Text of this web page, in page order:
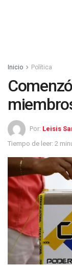
Inicio Política
Por: Leisis
Tiempo de leer: 2